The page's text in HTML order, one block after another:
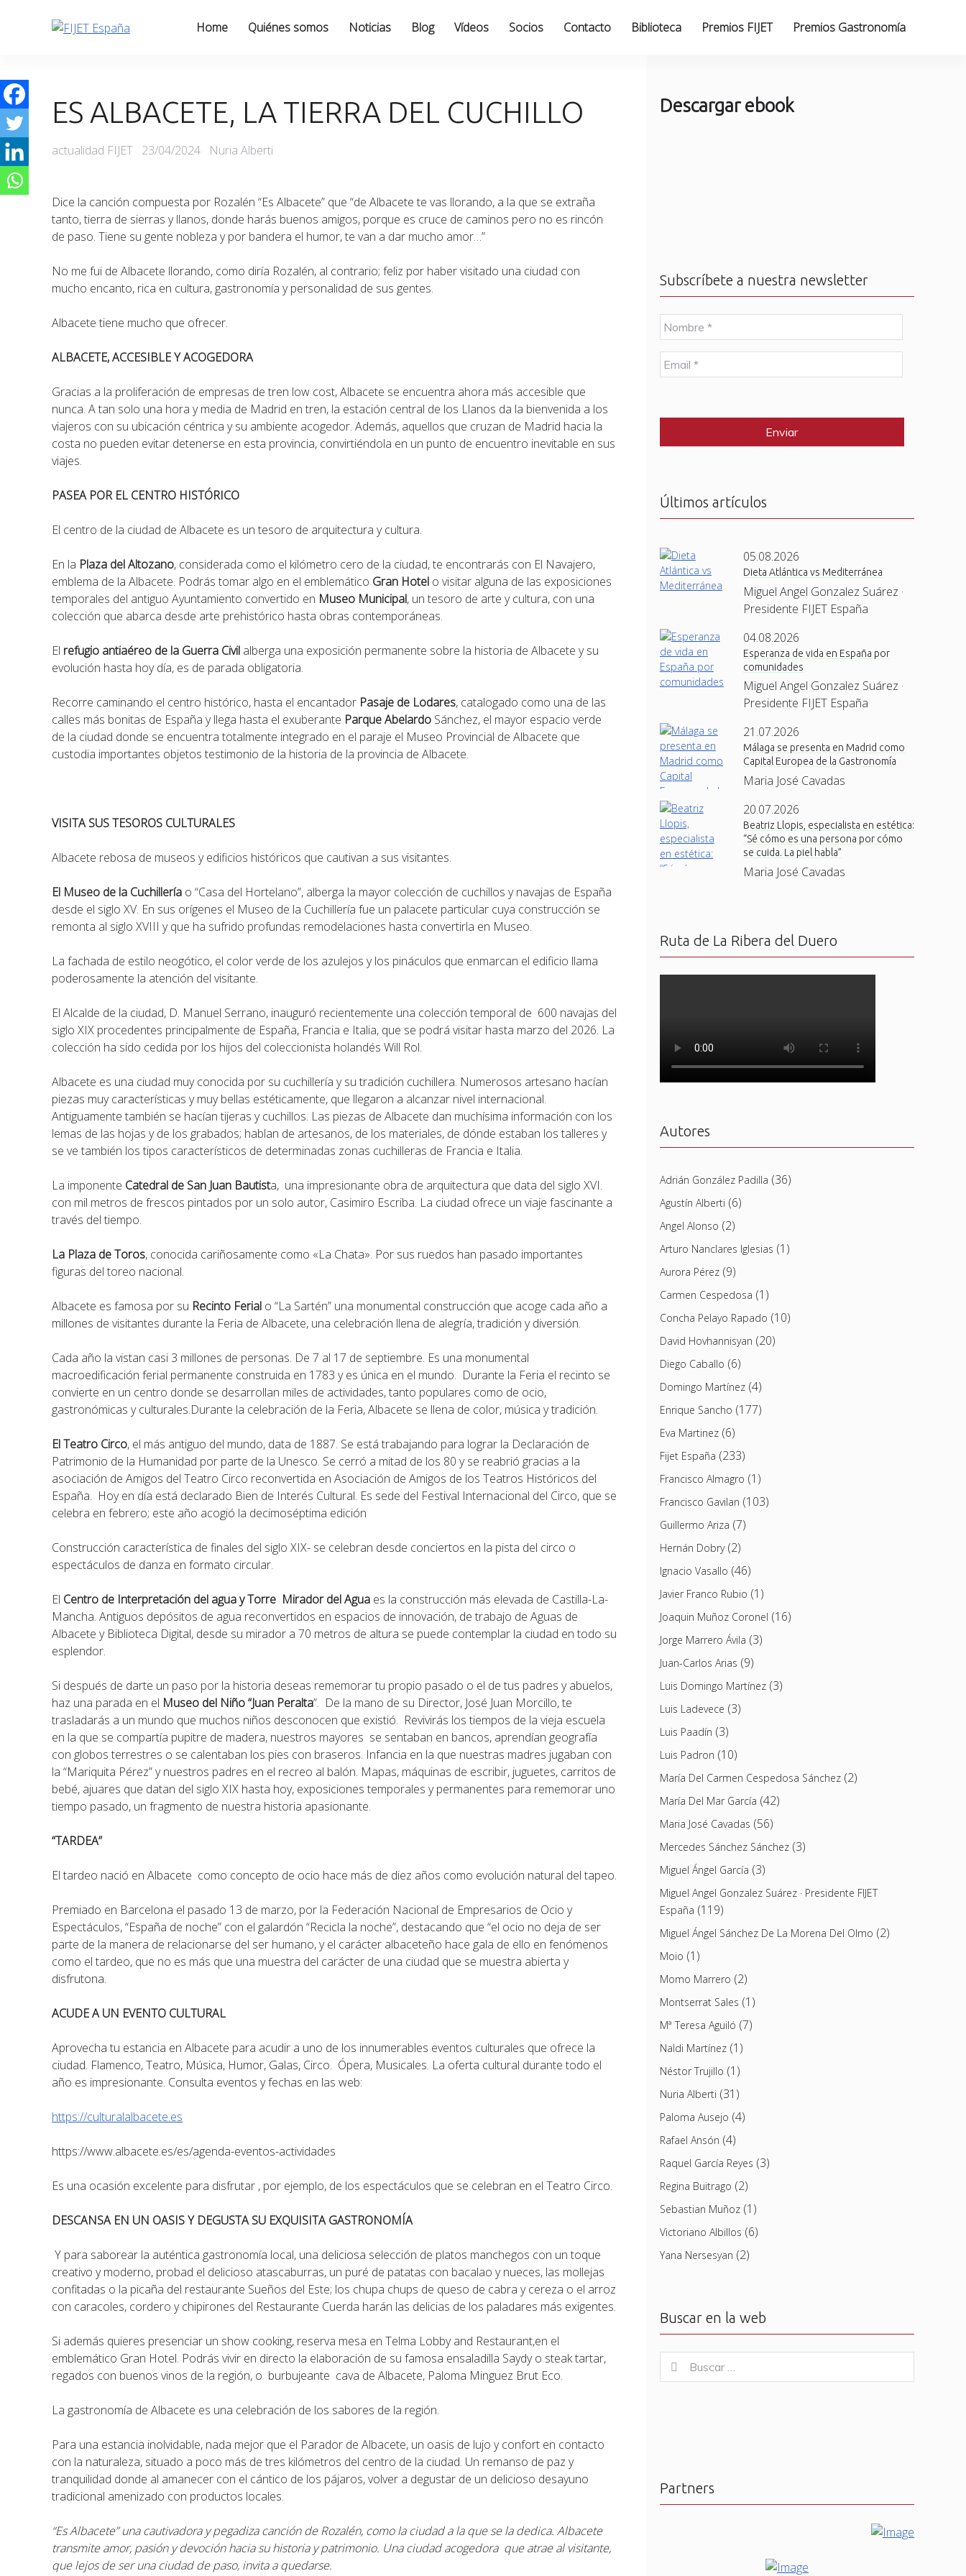
Home Quiénes somos Noticias Blog Vídeos Socios Contacto Biblioteca Premios FIJET Premios Gastronomía
ES ALBACETE, LA TIERRA DEL CUCHILLO
Categories
actualidad FIJET Posted
23/04/2024 Nuria Alberti
Dice la canción compuesta por Rozalén “Es Albacete” que “de Albacete te vas llorando, a la que se extraña
tanto, tierra de sierras y llanos, donde harás buenos amigos, porque es cruce de caminos pero no es rincón
de paso. Tiene su gente nobleza y por bandera el humor, te van a dar mucho amor…”
No me fui de Albacete llorando, como diría Rozalén, al contrario; feliz por haber visitado una ciudad con
mucho encanto, rica en cultura, gastronomía y personalidad de sus gentes.
Albacete tiene mucho que ofrecer.
ALBACETE, ACCESIBLE Y ACOGEDORA
Gracias a la proliferación de empresas de tren low cost, Albacete se encuentra ahora más accesible que
nunca. A tan solo una hora y media de Madrid en tren, la estación central de los Llanos da la bienvenida a los
viajeros con su ubicación céntrica y su ambiente acogedor. Además, aquellos que cruzan de Madrid hacia la
costa no pueden evitar detenerse en esta provincia, convirtiéndola en un punto de encuentro inevitable en sus
viajes.
PASEA POR EL CENTRO HISTÓRICO
El centro de la ciudad de Albacete es un tesoro de arquitectura y cultura.
En la Plaza del Altozano, considerada como el kilómetro cero de la ciudad, te encontrarás con El Navajero,
emblema de la Albacete. Podrás tomar algo en el emblemático Gran Hotel o visitar alguna de las exposiciones
temporales del antiguo Ayuntamiento convertido en Museo Municipal, un tesoro de arte y cultura, con una
colección que abarca desde arte prehistórico hasta obras contemporáneas.
El refugio antiaéreo de la Guerra Civil alberga una exposición permanente sobre la historia de Albacete y su
evolución hasta hoy día, es de parada obligatoria.
Recorre caminando el centro histórico, hasta el encantador Pasaje de Lodares, catalogado como una de las
calles más bonitas de España y llega hasta el exuberante Parque Abelardo Sánchez, el mayor espacio verde
de la ciudad donde se encuentra totalmente integrado en el paraje el Museo Provincial de Albacete que
custodia importantes objetos testimonio de la historia de la provincia de Albacete.
VISITA SUS TESOROS CULTURALES
Albacete rebosa de museos y edificios históricos que cautivan a sus visitantes.
El Museo de la Cuchillería o “Casa del Hortelano”, alberga la mayor colección de cuchillos y navajas de España
desde el siglo XV. En sus orígenes el Museo de la Cuchillería fue un palacete particular cuya construcción se
remonta al siglo XVIII y que ha sufrido profundas remodelaciones hasta convertirla en Museo.
La fachada de estilo neogótico, el color verde de los azulejos y los pináculos que enmarcan el edificio llama
poderosamente la atención del visitante.
El Alcalde de la ciudad, D. Manuel Serrano, inauguró recientemente una colección temporal de 600 navajas del
siglo XIX procedentes principalmente de España, Francia e Italia, que se podrá visitar hasta marzo del 2026. La
colección ha sido cedida por los hijos del coleccionista holandés Will Rol.
Albacete es una ciudad muy conocida por su cuchillería y su tradición cuchillera. Numerosos artesano hacían
piezas muy características y muy bellas estéticamente, que llegaron a alcanzar nivel internacional.
Antiguamente también se hacían tijeras y cuchillos. Las piezas de Albacete dan muchísima información con los
lemas de las hojas y de los grabados; hablan de artesanos, de los materiales, de dónde estaban los talleres y
se ve también los tipos característicos de determinadas zonas cuchilleras de Francia e Italia.
La imponente Catedral de San Juan Bautista, una impresionante obra de arquitectura que data del siglo XVI.
con mil metros de frescos pintados por un solo autor, Casimiro Escriba. La ciudad ofrece un viaje fascinante a
través del tiempo.
La Plaza de Toros, conocida cariñosamente como «La Chata». Por sus ruedos han pasado importantes
figuras del toreo nacional.
Albacete es famosa por su Recinto Ferial o “La Sartén” una monumental construcción que acoge cada año a
millones de visitantes durante la Feria de Albacete, una celebración llena de alegría, tradición y diversión.
Cada año la vistan casi 3 millones de personas. De 7 al 17 de septiembre. Es una monumental
macroedificación ferial permanente construida en 1783 y es única en el mundo. Durante la Feria el recinto se
convierte en un centro donde se desarrollan miles de actividades, tanto populares como de ocio,
gastronómicas y culturales.Durante la celebración de la Feria, Albacete se llena de color, música y tradición.
El Teatro Circo, el más antiguo del mundo, data de 1887. Se está trabajando para lograr la Declaración de
Patrimonio de la Humanidad por parte de la Unesco. Se cerró a mitad de los 80 y se reabrió gracias a la
asociación de Amigos del Teatro Circo reconvertida en Asociación de Amigos de los Teatros Históricos del
España. Hoy en día está declarado Bien de Interés Cultural. Es sede del Festival Internacional del Circo, que se
celebra en febrero; este año acogió la decimoséptima edición
Construcción característica de finales del siglo XIX- se celebran desde conciertos en la pista del circo o
espectáculos de danza en formato circular.
El Centro de Interpretación del agua y Torre Mirador del Agua es la construcción más elevada de Castilla-La-
Mancha. Antiguos depósitos de agua reconvertidos en espacios de innovación, de trabajo de Aguas de
Albacete y Biblioteca Digital, desde su mirador a 70 metros de altura se puede contemplar la ciudad en todo su
esplendor.
Si después de darte un paso por la historia deseas rememorar tu propio pasado o el de tus padres y abuelos,
haz una parada en el Museo del Niño “Juan Peralta”. De la mano de su Director, José Juan Morcillo, te
trasladarás a un mundo que muchos niños desconocen que existió. Revivirás los tiempos de la vieja escuela
en la que se compartía pupitre de madera, nuestros mayores se sentaban en bancos, aprendían geografía
con globos terrestres o se calentaban los pies con braseros. Infancia en la que nuestras madres jugaban con
la “Mariquita Pérez” y nuestros padres en el recreo al balón. Mapas, máquinas de escribir, juguetes, carritos de
bebé, ajuares que datan del siglo XIX hasta hoy, exposiciones temporales y permanentes para rememorar uno
tiempo pasado, un fragmento de nuestra historia apasionante.
“TARDEA”
El tardeo nació en Albacete como concepto de ocio hace más de diez años como evolución natural del tapeo.
Premiado en Barcelona el pasado 13 de marzo, por la Federación Nacional de Empresarios de Ocio y
Espectáculos, “España de noche” con el galardón “Recicla la noche”, destacando que “el ocio no deja de ser
parte de la manera de relacionarse del ser humano, y el carácter albaceteño hace gala de ello en fenómenos
como el tardeo, que no es más que una muestra del carácter de una ciudad que se muestra abierta y
disfrutona.
ACUDE A UN EVENTO CULTURAL
Aprovecha tu estancia en Albacete para acudir a uno de los innumerables eventos culturales que ofrece la
ciudad. Flamenco, Teatro, Música, Humor, Galas, Circo. Ópera, Musicales. La oferta cultural durante todo el
año es impresionante. Consulta eventos y fechas en las web:
https://culturalalbacete.es
https://www.albacete.es/es/agenda-eventos-actividades
Es una ocasión excelente para disfrutar , por ejemplo, de los espectáculos que se celebran en el Teatro Circo.
DESCANSA EN UN OASIS Y DEGUSTA SU EXQUISITA GASTRONOMÍA
Y para saborear la auténtica gastronomía local, una deliciosa selección de platos manchegos con un toque
creativo y moderno, probad el delicioso atascaburras, un puré de patatas con bacalao y nueces, las mollejas
confitadas o la picaña del restaurante Sueños del Este; los chupa chups de queso de cabra y cereza o el arroz
con caracoles, cordero y chipirones del Restaurante Cuerda harán las delicias de los paladares más exigentes.
Si además quieres presenciar un show cooking, reserva mesa en Telma Lobby and Restaurant,en el
emblemático Gran Hotel. Podrás vivir en directo la elaboración de su famosa ensaladilla Saydy o steak tartar,
regados con buenos vinos de la región, o burbujeante cava de Albacete, Paloma Minguez Brut Eco.
La gastronomía de Albacete es una celebración de los sabores de la región.
Para una estancia inolvidable, nada mejor que el Parador de Albacete, un oasis de lujo y confort en contacto
con la naturaleza, situado a poco más de tres kilómetros del centro de la ciudad. Un remanso de paz y
tranquilidad donde al amanecer con el cántico de los pájaros, volver a degustar de un delicioso desayuno
tradicional amenizado con productos locales.
“Es Albacete” una cautivadora y pegadiza canción de Rozalén, como la ciudad a la que se la dedica. Albacete
transmite amor, pasión y devoción hacia su historia y patrimonio. Una ciudad acogedora que atrae al visitante,
que lejos de ser una ciudad de paso, invita a quedarse.
Descargar ebook
Subscríbete a nuestra newsletter
N
o
m
b
r
E
m
l
Últimos artículos
05.08.2026
Dieta Atlántica vs Mediterránea
Miguel Angel Gonzalez Suárez ·
Presidente FIJET España
04.08.2026
Esperanza de vida en España por
comunidades
Miguel Angel Gonzalez Suárez ·
Presidente FIJET España
21.07.2026
Málaga se presenta en Madrid como
Capital Europea de la Gastronomía
Maria José Cavadas
20.07.2026
Beatriz Llopis, especialista en estética:
“Sé cómo es una persona por cómo
se cuida. La piel habla”
Maria José Cavadas
Ruta de La Ribera del Duero
Autores
Adrián González Padilla (36)
Agustín Alberti (6)
Angel Alonso (2)
Arturo Nanclares Iglesias (1)
Aurora Pérez(9)
Carmen Cespedosa (1)
Concha Pelayo Rapado (10)
David Hovhannisyan (20)
Diego Caballo (6)
Domingo Martínez(4)
Enrique Sancho (177)
Eva Martinez(6)
Fijet España (233)
Francisco Almagro (1)
Francisco Gavilan (103)
Guillermo Ariza (7)
Hernán Dobry(2)
Ignacio Vasallo (46)
Javier Franco Rubio (1)
Joaquin Muñoz Coronel (16)
Jorge Marrero Ávila (3)
Juan-Carlos Arias (9)
Luis Domingo Martínez(3)
Luis Ladevece (3)
Luis Paadín (3)
Luis Padron (10)
María Del Carmen Cespedosa Sánchez(2)
María Del Mar García (42)
Maria José Cavadas (56)
Mercedes Sánchez Sánchez(3)
Miguel Ángel García (3)
Miguel Angel Gonzalez Suárez · Presidente FIJET
España (119)
Miguel Ángel Sánchez De La Morena Del Olmo (2)
Moio (1)
Momo Marrero (2)
Montserrat Sales (1)
Mª Teresa Aguiló (7)
Naldi Martínez(1)
Néstor Trujillo (1)
Nuria Alberti (31)
Paloma Ausejo (4)
Rafael Ansón (4)
Raquel García Reyes (3)
Regina Buitrago (2)
Sebastian Muñoz(1)
Victoriano Albillos (6)
Yana Nersesyan (2)
Buscar en la web
for:
Buscar
Partners